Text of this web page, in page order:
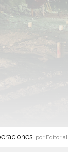
por Editorial